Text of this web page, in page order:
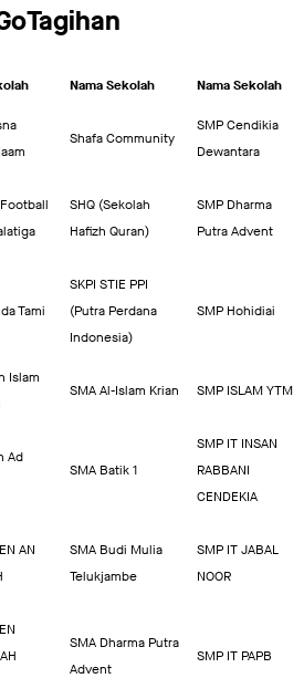
Nama Sekolah Nama Sekolah
Shafa Community
SMP Cendikia
Dewantara
SHQ (Sekolah
Hafizh Quran)
SMP Dharma
Putra Advent
Tami
SKPI STIE PPI
(Putra Perdana
Indonesia)
SMP Hohidiai
Islam
SMA Al-Islam Krian SMP ISLAM YTM
Ad
SMA Batik 1
SMP IT INSAN
RABBANI
CENDEKIA
AN
SMA Budi Mulia
Telukjambe
SMP IT JABAL
NOOR
SMA Dharma Putra
Advent
SMP IT PAPB